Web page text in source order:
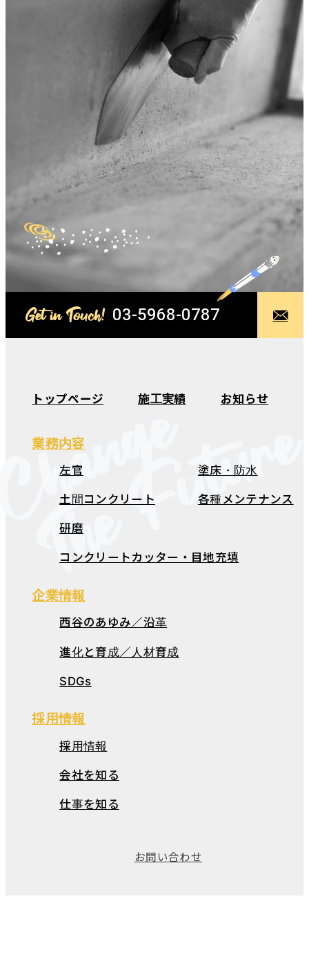
Get in Touch! 03-5968-0787
The
トップページ 施工実績 お知らせ
業務内容
左官
土間コンクリート
研磨
コンクリートカッター・目地充填
塗床・防水
各種メンテナンス
企業情報
西谷のあゆみ／沿革
進化と育成／人材育成
SDGs
採用情報
採用情報
会社を知る
仕事を知る
お問い合わせ